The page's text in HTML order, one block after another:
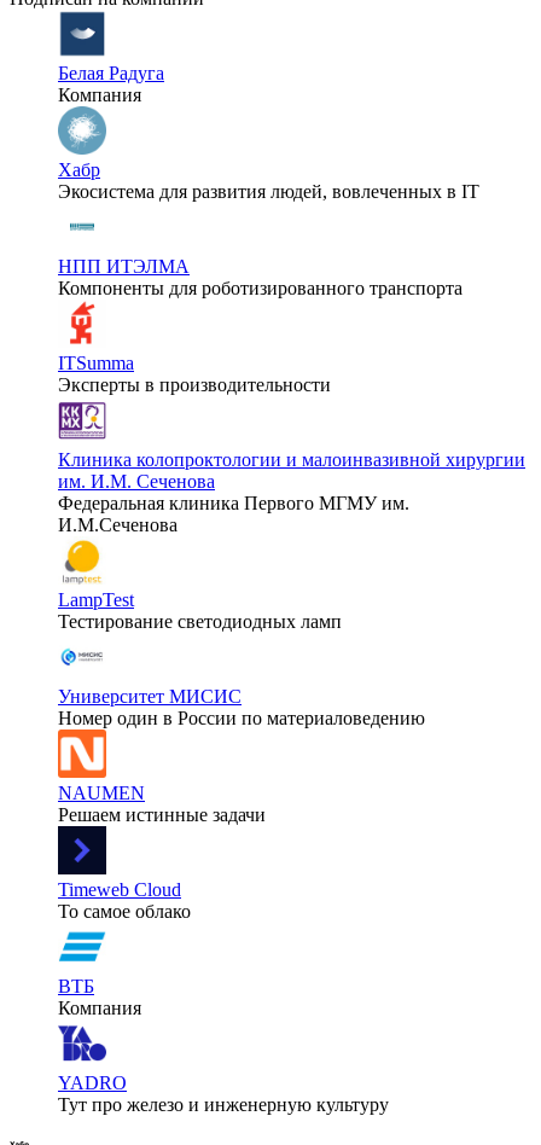
Белая Радуга
Компания
Хабр
Экосистема для развития людей, вовлеченных в IT
НПП ИТЭЛМА
Компоненты для роботизированного транспорта
ITSumma
Эксперты в производительности
Клиника колопроктологии и малоинвазивной хирургии
им. И.М. Сеченова
Федеральная клиника Первого МГМУ им.
И.М.Сеченова
LampTest
Тестирование светодиодных ламп
Университет МИСИС
Номер один в России по материаловедению
NAUMEN
Решаем истинные задачи
Timeweb Cloud
То самое облако
ВТБ
Компания
YADRO
Тут про железо и инженерную культуру